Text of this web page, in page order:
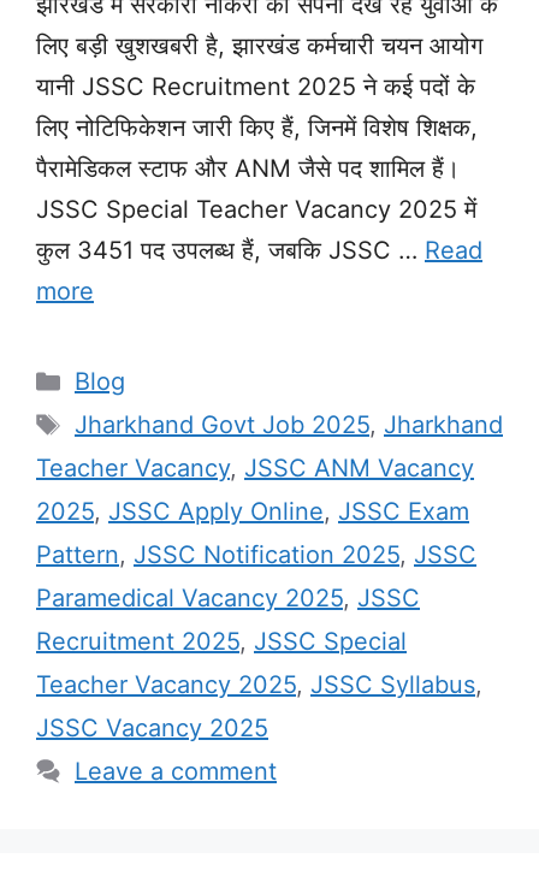
लिए बड़ी खुशखबरी है, झारखंड कर्मचारी चयन आयोग
यानी JSSC Recruitment 2025 ने कई पदों के
लिए नोटिफिकेशन जारी किए हैं, जिनमें विशेष शिक्षक,
पैरामेडिकल स्टाफ और ANM जैसे पद शामिल हैं।
JSSC Special Teacher Vacancy 2025 में
कुल 3451 पद उपलब्ध हैं, जबकि JSSC … Read
more
Categories
Blog
Tags
Jharkhand Govt Job 2025, Jharkhand
Teacher Vacancy, JSSC ANM Vacancy
2025, JSSC Apply Online, JSSC Exam
Pattern, JSSC Notification 2025, JSSC
Paramedical Vacancy 2025, JSSC
Recruitment 2025, JSSC Special
Teacher Vacancy 2025, JSSC Syllabus,
JSSC Vacancy 2025
Leave a comment